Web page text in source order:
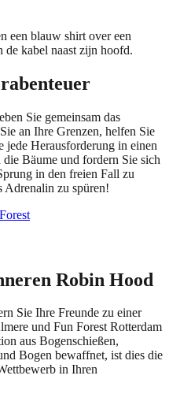
Sie gemeinsam das
an Ihre Grenzen, helfen Sie
jede Herausforderung in einen
Bäume und fordern Sie sich
in den freien Fall zu
Adrenalin zu spüren!
Robin Hood
Sie Ihre Freunde zu einer
und Fun Forest Rotterdam
aus Bogenschießen,
Bogen bewaffnet, ist dies die
in Ihren